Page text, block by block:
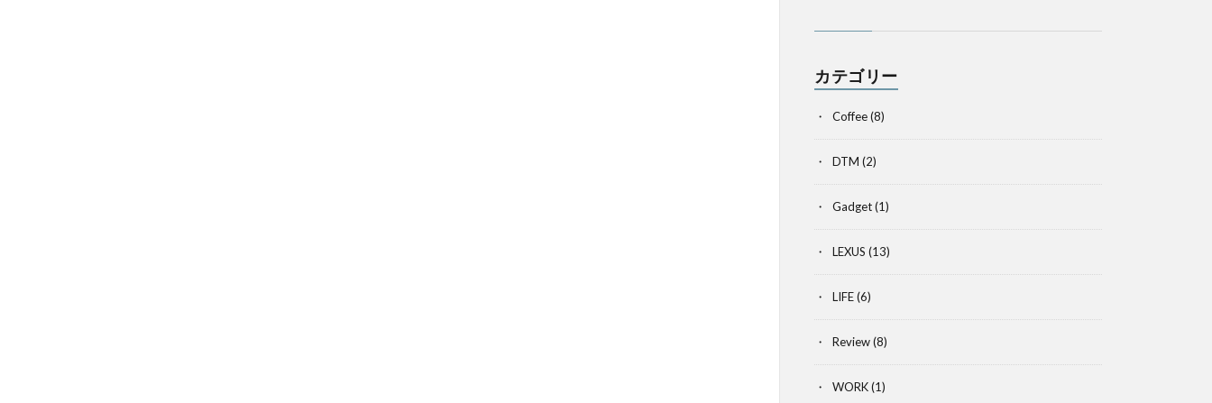
カテゴリー
Coffee(8)
DTM (2)
Gadget(1)
LEXUS (13)
LIFE(6)
Review(8)
WORK(1)